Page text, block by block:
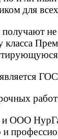
для
класса
ООО
и